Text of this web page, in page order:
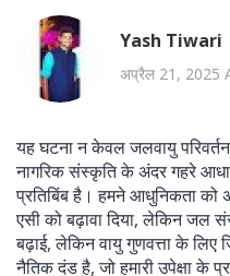
Yash Tiwari
अप्रैल 21, 2025
यह घटना न केवल जलवायु
नागरिक संस्कृति के अंदर गहरे
प्रतिबिंब है। हमने आधुनिकता को
एसी को बढ़ावा दिया, लेकिन जल
बढ़ाई, लेकिन वायु गुणवत्ता के लिए
नैतिक दंड है, जो हमारी उपेक्षा के